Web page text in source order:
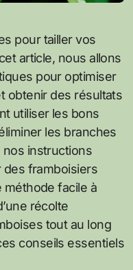
article, nous allons
pour optimiser
obtenir des résultats
utiliser les bons
les branches
instructions
des framboisiers
méthode facile à
récolte
tout au long
conseils essentiels